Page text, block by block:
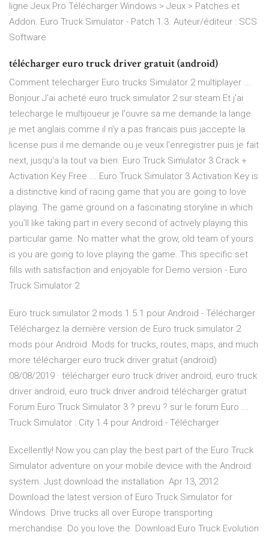
ligne Jeux Pro Télécharger Windows > Jeux > Patches et
Addon. Euro Truck Simulator - Patch 1.3. Auteur/éditeur : SCS
Software
télécharger euro truck driver gratuit (android)
Comment telecharger Euro trucks Simulator 2 multiplayer ...
Bonjour J'ai acheté euro truck simulator 2 sur steam Et j'ai
telecharge le multijoueur je l'ouvre sa me demande la lange
je met anglais comme il n'y a pas francais puis jaccepte la
license puis il me demande ou je veux l'enregistrer puis je fait
next, jusqu'a la tout va bien. Euro Truck Simulator 3 Crack +
Activation Key Free ... Euro Truck Simulator 3 Activation Key is
a distinctive kind of racing game that you are going to love
playing. The game ground on a fascinating storyline in which
you’ll like taking part in every second of actively playing this
particular game. No matter what the grow, old team of yours
is you are going to love playing the game. This specific set
fills with satisfaction and enjoyable for Demo version - Euro
Truck Simulator 2
Euro truck simulator 2 mods 1.5.1 pour Android - Télécharger
Téléchargez la dernière version de Euro truck simulator 2
mods pour Android. Mods for trucks, routes, maps, and much
more télécharger euro truck driver gratuit (android)
08/08/2019 · télécharger euro truck driver android, euro truck
driver android, euro truck driver android télécharger gratuit
Forum Euro Truck Simulator 3 ? prevu ? sur le forum Euro ...
Truck Simulator : City 1.4 pour Android - Télécharger
Excellently! Now you can play the best part of the Euro Truck
Simulator adventure on your mobile device with the Android
system. Just download the installation Apr 13, 2012
Download the latest version of Euro Truck Simulator for
Windows. Drive trucks all over Europe transporting
merchandise. Do you love the Download Euro Truck Evolution